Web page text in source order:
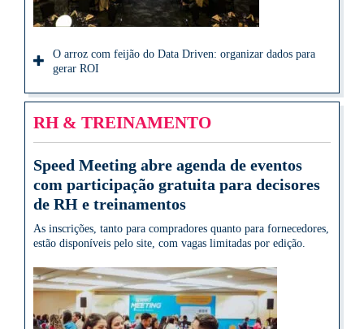
O arroz com feijão do Data Driven: organizar dados para
gerar ROI
RH & TREINAMENTO
Speed Meeting abre agenda de eventos
com participação gratuita para decisores
de RH e treinamentos
As inscrições, tanto para compradores quanto para fornecedores,
estão disponíveis pelo site, com vagas limitadas por edição.